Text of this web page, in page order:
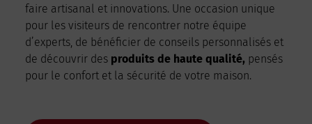
faire artisanal et innovations. Une occasion unique
pour les visiteurs de rencontrer notre équipe
d’experts, de bénéficier de conseils personnalisés et
de découvrir desproduits de haute qualité,pensés
pour le confort et la sécurité de votre maison.